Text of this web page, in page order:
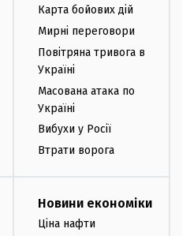
Карта бойових дій
Мирні переговори
Повітряна тривога в
Україні
Масована атака по
Україні
Вибухи у Росії
Втрати ворога
Новини економіки
Ціна нафти